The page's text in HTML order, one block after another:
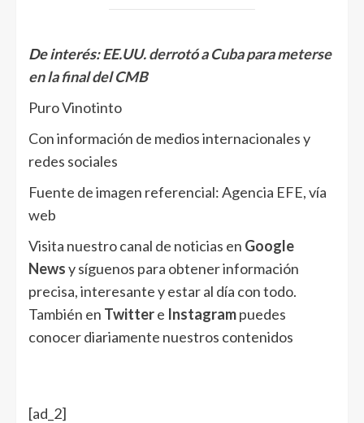
De interés:EE.UU. derrotó a Cuba para meterse
en la final del CMB
Puro Vinotinto
Con información de medios internacionales y
redes sociales
Fuente de imagen referencial: Agencia EFE, vía
web
Visita nuestro canal de noticias en Google
Newsy síguenos para obtener información
precisa, interesante y estar al día con todo.
También en Twittere Instagrampuedes
conocer diariamente nuestros contenidos
[ad_2]